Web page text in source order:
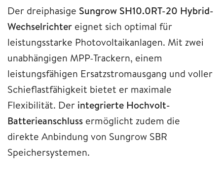
Der dreiphasige Sungrow SH10.0RT-20 Hybrid-
Wechselrichter eignet sich optimal für
leistungsstarke Photovoltaikanlagen. Mit zwei
unabhängigen MPP-Trackern, einem
leistungsfähigen Ersatzstromausgang und voller
Schieflastfähigkeit bietet er maximale
Flexibilität. Der integrierte Hochvolt-
Batterieanschluss ermöglicht zudem die
direkte Anbindung von Sungrow SBR
Speichersystemen.